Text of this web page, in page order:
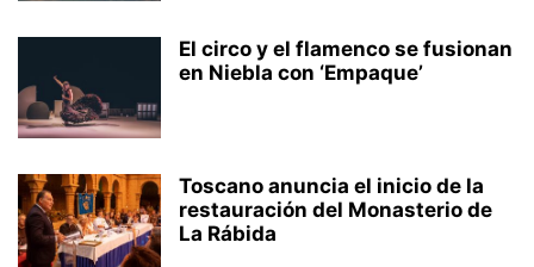
El circo y el flamenco se fusionan
en Niebla con ‘Empaque’
Toscano anuncia el inicio de la
restauración del Monasterio de
La Rábida